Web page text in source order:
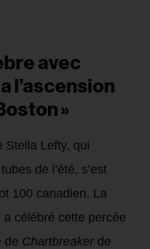
avec
l’ascension
»
Stella Lefty, qui
de l’été, s’est
100 canadien. La
a célébré cette percée
de Chartbreaker de